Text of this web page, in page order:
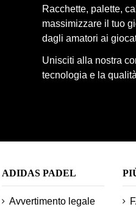
Racchette, palette,
massimizzare il tuo
dagli amatori ai
Unisciti alla nostra
tecnologia e la
ADIDAS PADEL
Avvertimento legale